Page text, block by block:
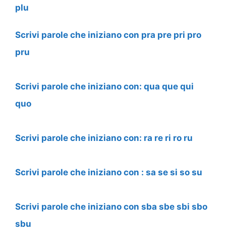
plu
Scrivi parole che iniziano con pra pre pri pro
pru
Scrivi parole che iniziano con: qua que qui
quo
Scrivi parole che iniziano con: ra re ri ro ru
Scrivi parole che iniziano con : sa se si so su
Scrivi parole che iniziano con sba sbe sbi sbo
sbu